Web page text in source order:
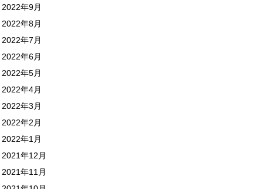
2022年9月
2022年8月
2022年7月
2022年6月
2022年5月
2022年4月
2022年3月
2022年2月
2022年1月
2021年12月
2021年11月